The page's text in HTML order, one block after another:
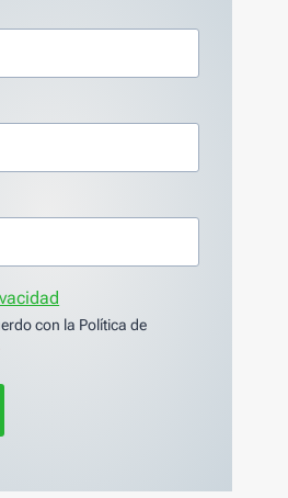
con la Política de